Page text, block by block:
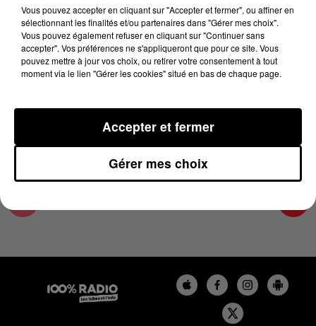
23 octobre 2024 - 1 min 14 sec
L'AGENDA DE L'ARIEGE DU 23/10/2024 À
06H46
L'agenda de l'Ariege
Vous pouvez accepter en cliquant sur "Accepter et fermer", ou affiner en
sélectionnant les finalités et/ou partenaires dans "Gérer mes choix".
Vous pouvez également refuser en cliquant sur "Continuer sans
accepter". Vos préférences ne s'appliqueront que pour ce site. Vous
pouvez mettre à jour vos choix, ou retirer votre consentement à tout
moment via le lien "Gérer les cookies" situé en bas de chaque page.
Gérer mes choix
Accepter et fermer